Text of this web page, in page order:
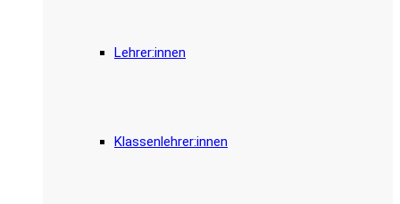
Lehrer:innen
Klassenlehrer:innen